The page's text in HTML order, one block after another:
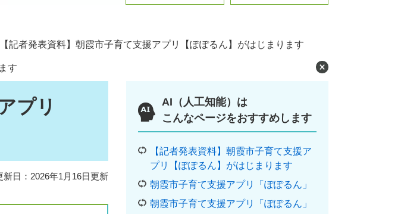
【記者発表資料】朝霞市子育て支援アプリ【ぽぽるん】がはじまります
す
プリ
新日：2026年1月16日更新
AI（人工知能）は
こんなページをおすすめします
【記者発表資料】朝霞市子育て支援ア
プリ【ぽぽるん】がはじまります
朝霞市子育て支援アプリ「ぽぽるん」
朝霞市子育て支援アプリ「ぽぽるん」